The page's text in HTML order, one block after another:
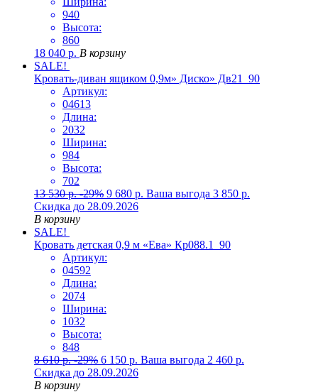
940
Высота:
860
18 040 р. В корзину
SALE!
Кровать-диван ящиком 0,9м» Диско» Дв21_90
Артикул:
04613
Длина:
2032
Ширина:
984
Высота:
702
13 530р. -29% 9 680 р. Ваша выгода 3 850 р.
Скидка до 28.09.2026
В корзину
SALE!
Кровать детская 0,9 м «Ева» Кр088.1_90
Артикул:
04592
Длина:
2074
Ширина:
1032
Высота:
848
8 610р. -29% 6 150 р. Ваша выгода 2 460 р.
Скидка до 28.09.2026
В корзину